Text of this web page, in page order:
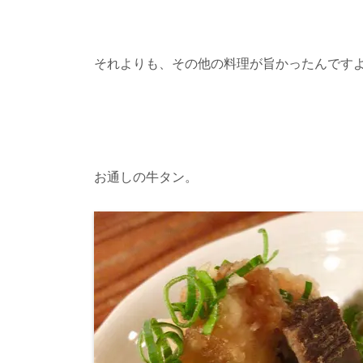
それよりも、その他の料理が旨かったんです
お通しの牛タン。